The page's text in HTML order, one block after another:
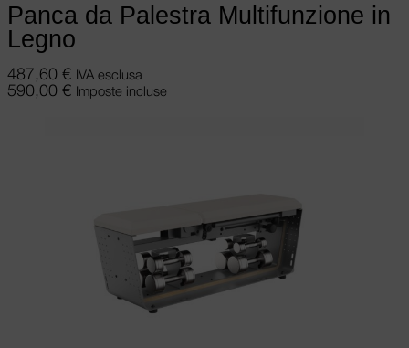
Panca da Palestra Multifunzione in
Legno
487,60 € IVA esclusa
590,00 € Imposte incluse